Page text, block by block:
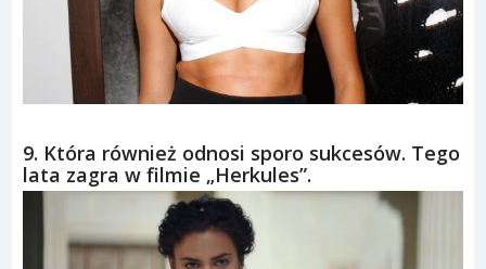
9. Która również odnosi sporo sukcesów. Tego
lata zagra w filmie „Herkules”.